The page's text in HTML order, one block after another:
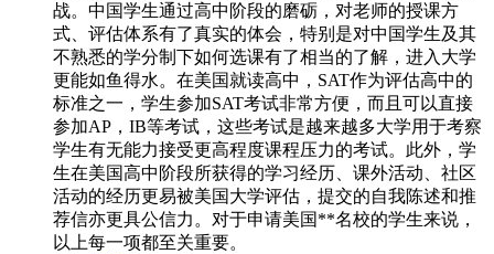
战。中国学生通过高中阶段的磨砺，对老师的授课方
式、评估体系有了真实的体会，特别是对中国学生及其
不熟悉的学分制下如何选课有了相当的了解，进入大学
更能如鱼得水。在美国就读高中，SAT作为评估高中的
标准之一，学生参加SAT考试非常方便，而且可以直接
参加AP，IB等考试，这些考试是越来越多大学用于考察
学生有无能力接受更高程度课程压力的考试。此外，学
生在美国高中阶段所获得的学习经历、课外活动、社区
活动的经历更易被美国大学评估，提交的自我陈述和推
荐信亦更具公信力。对于申请美国**名校的学生来说，
以上每一项都至关重要。